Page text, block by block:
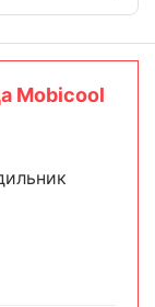
Mobicool